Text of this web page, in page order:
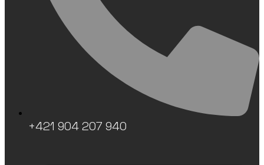
+421 904 207 940